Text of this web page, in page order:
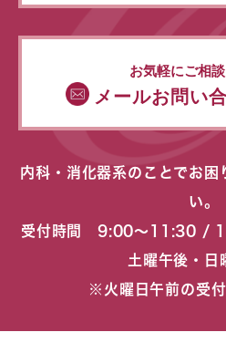
お気軽にご相
メールお問い
内科・消化器系のことでお困
い。
受付時間 9:00〜11:30 /
土曜午後・日
※火曜日午前の受